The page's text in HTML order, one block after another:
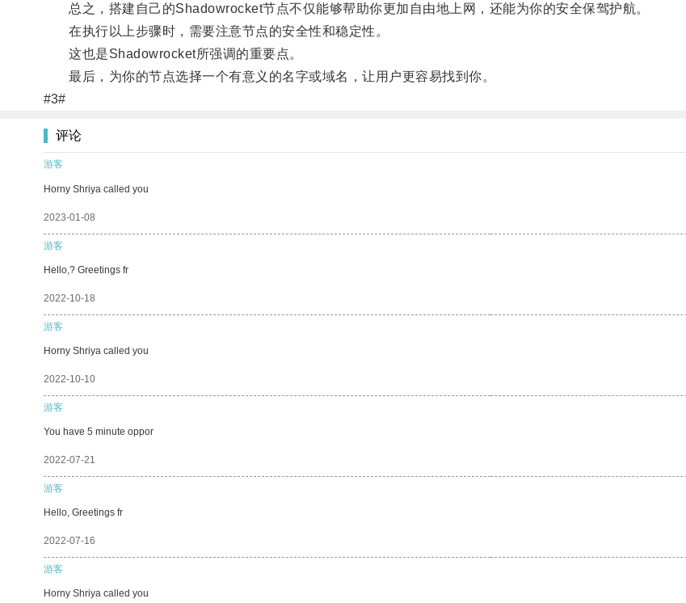
总之，搭建自己的Shadowrocket节点不仅能够帮助你更加自由地上网，还能为你的安全保驾护航。
在执行以上步骤时，需要注意节点的安全性和稳定性。
这也是Shadowrocket所强调的重要点。
最后，为你的节点选择一个有意义的名字或域名，让用户更容易找到你。
#3#
评论
游客
Horny Shriya called you
2023-01-08
游客
Hello,? Greetings fr
2022-10-18
游客
Horny Shriya called you
2022-10-10
游客
You have 5 minute oppor
2022-07-21
游客
Hello, Greetings fr
2022-07-16
游客
Horny Shriya called you